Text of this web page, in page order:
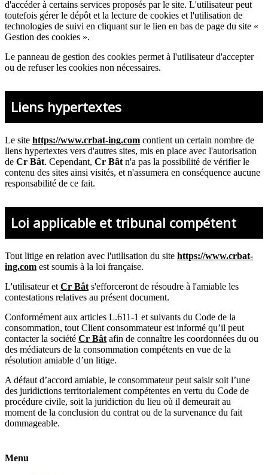
d'accéder à certains services proposés par le site. L'utilisateur peut
toutefois gérer le dépôt et la lecture de cookies et l'utilisation de
technologies de suivi en cliquant sur le lien en bas de page du site «
Gestion des cookies ».
Le panneau de gestion des cookies permet à l'utilisateur d'accepter
ou de refuser les cookies non nécessaires.
Liens hypertextes
Le site https://www.crbat-ing.com contient un certain nombre de
liens hypertextes vers d'autres sites, mis en place avec l'autorisation
de Cr Bât. Cependant, Cr Bât n'a pas la possibilité de vérifier le
contenu des sites ainsi visités, et n'assumera en conséquence aucune
responsabilité de ce fait.
Loi applicable et tribunal compétent
Tout litige en relation avec l'utilisation du site https://www.crbat-
ing.com est soumis à la loi française.
L'utilisateur et Cr Bât s'efforceront de résoudre à l'amiable les
contestations relatives au présent document.
Conformément aux articles L.611-1 et suivants du Code de la
consommation, tout Client consommateur est informé qu’il peut
contacter la société Cr Bât afin de connaître les coordonnées du ou
des médiateurs de la consommation compétents en vue de la
résolution amiable d’un litige.
A défaut d’accord amiable, le consommateur peut saisir soit l’une
des juridictions territorialement compétentes en vertu du Code de
procédure civile, soit la juridiction du lieu où il demeurait au
moment de la conclusion du contrat ou de la survenance du fait
dommageable.
Menu